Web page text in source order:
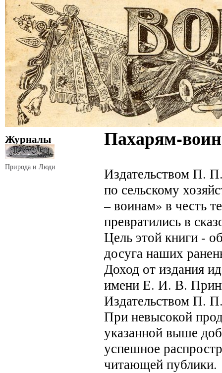
Пахарям-
Издательством П.
по сельскому
– воинам» в честь
превратились в
Цель этой книги -
досуга наших
Доход от издания
имени Е. И. В.
Издательством П.
При невысокой
указанной выше
успешное
читающей публики.
Журналы
Природа и Люди